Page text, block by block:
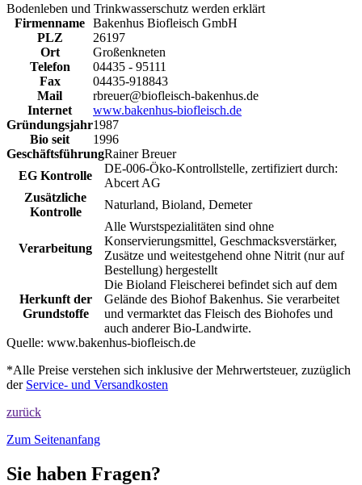
Bodenleben und Trinkwasserschutz werden erklärt
Firmenname Bakenhus Biofleisch GmbH
PLZ
26197
Ort
Großenkneten
Telefon
04435 - 95111
Fax
04435-918843
Mail
rbreuer@biofleisch-bakenhus.de
Internet
www.bakenhus-biofleisch.de
Gründungsjahr1987
Bio seit
1996
GeschäftsführungRainer Breuer
EG Kontrolle
DE-006-Öko-Kontrollstelle, zertifiziert durch:
Abcert AG
Zusätzliche
Kontrolle
Naturland, Bioland, Demeter
Verarbeitung
Alle Wurstspezialitäten sind ohne
Konservierungsmittel, Geschmacksverstärker,
Zusätze und weitestgehend ohne Nitrit (nur auf
Bestellung) hergestellt
Herkunft der
Grundstoffe
Die Bioland Fleischerei befindet sich auf dem
Gelände des Biohof Bakenhus. Sie verarbeitet
und vermarktet das Fleisch des Biohofes und
auch anderer Bio-Landwirte.
Quelle: www.bakenhus-biofleisch.de
*Alle Preise verstehen sich inklusive der Mehrwertsteuer, zuzüglich
der Service- und Versandkosten
zurück
Zum Seitenanfang
Sie haben Fragen?